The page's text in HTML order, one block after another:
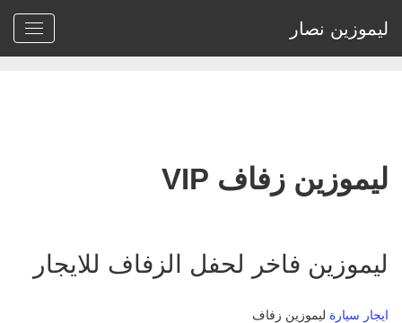
ليموزين نصار
Home
> ليموزين زفاف VIP
ليموزين زفاف VIP
ليموزين فاخر لحفل الزفاف للايجار
ايجار سيارة ليموزين زفاف